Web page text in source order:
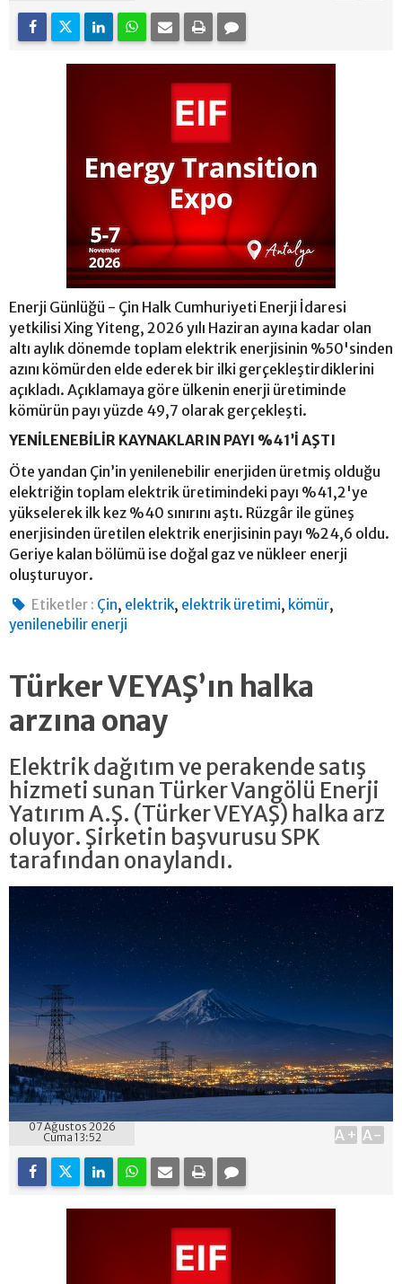
Enerji Günlüğü - Çin Halk Cumhuriyeti Enerji İdaresi
yetkilisi Xing Yiteng, 2026 yılı Haziran ayına kadar olan
altı aylık dönemde toplam elektrik enerjisinin %50'sinden
azını kömürden elde ederek bir ilki gerçekleştirdiklerini
açıkladı. Açıklamaya göre ülkenin enerji üretiminde
kömürün payı yüzde 49,7 olarak gerçekleşti.
YENİLENEBİLİR KAYNAKLARIN PAYI %41’İ AŞTI
Öte yandan Çin’in yenilenebilir enerjiden üretmiş olduğu
elektriğin toplam elektrik üretimindeki payı %41,2'ye
yükselerek ilk kez %40 sınırını aştı. Rüzgâr ile güneş
enerjisinden üretilen elektrik enerjisinin payı %24,6 oldu.
Geriye kalan bölümü ise doğal gaz ve nükleer enerji
oluşturuyor.
Etiketler : Çin, elektrik, elektrik üretimi, kömür,
yenilenebilir enerji
Türker VEYAŞ’ın halka
arzına onay
Elektrik dağıtım ve perakende satış
hizmeti sunan Türker Vangölü Enerji
Yatırım A.Ş. (Türker VEYAŞ) halka arz
oluyor. Şirketin başvurusu SPK
tarafından onaylandı.
07 Ağustos 2026
Cuma 13:52
A+ A-